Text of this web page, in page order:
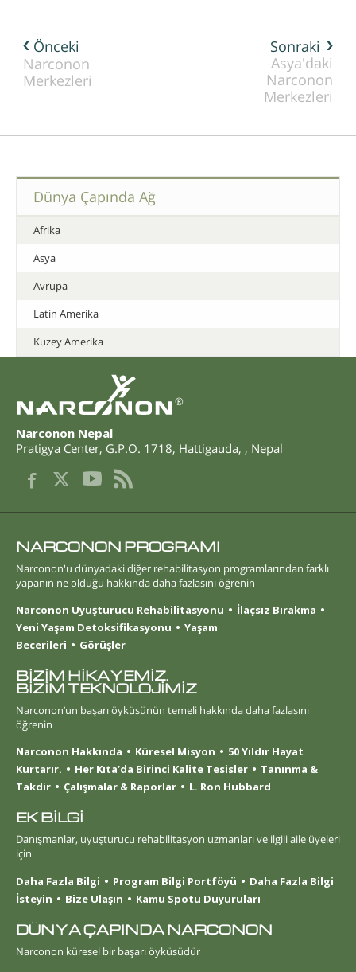
Sonraki
Asya'daki
Narconon
Merkezleri
Önceki
Narconon
Merkezleri
Dünya Çapında Ağ
Afrika
Asya
Avrupa
Latin Amerika
Kuzey Amerika
®
Narconon Nepal
Pratigya Center, G.P.O. 1718, Hattigauda, , Nepal
NARCONON PROGRAMI
Narconon'u dünyadaki diğer rehabilitasyon programlarından farklı
yapanın ne olduğu hakkında daha fazlasını öğrenin
Narconon Uyuşturucu Rehabilitasyonu
İlaçsız Bırakma
Yeni Yaşam Detoksifikasyonu
Yaşam
Becerileri
Görüşler
BİZİM HİKAYEMİZ.
BİZİM TEKNOLOJİMİZ
Narconon’un başarı öyküsünün temeli hakkında daha fazlasını
öğrenin
Narconon Hakkında
Küresel Misyon
50 Yıldır Hayat
Kurtarır.
Her Kıta’da Birinci Kalite Tesisler
Tanınma &
Takdir
Çalışmalar & Raporlar L. Ron Hubbard
EK BİLGİ
Danışmanlar, uyuşturucu rehabilitasyon uzmanları ve ilgili aile üyeleri
için
Daha Fazla Bilgi
Program Bilgi Portföyü
Daha Fazla Bilgi
İsteyin
Bize Ulaşın Kamu Spotu Duyuruları
DÜNYA ÇAPINDA NARCONON
Narconon küresel bir başarı öyküsüdür